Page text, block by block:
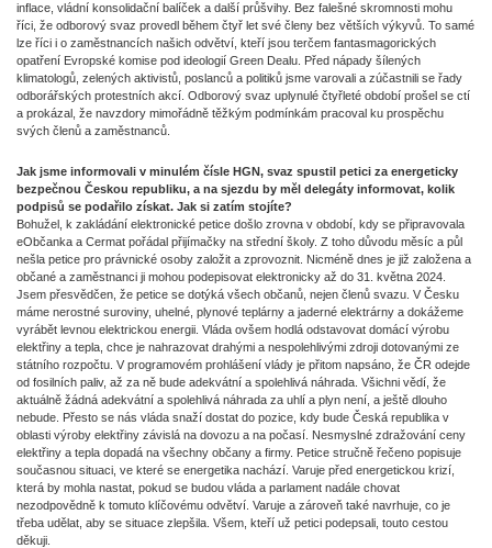
inflace, vládní konsolidační balíček a další průšvihy. Bez falešné skromnosti mohu
říci, že odborový svaz provedl během čtyř let své členy bez větších výkyvů. To samé
lze říci i o zaměstnancích našich odvětví, kteří jsou terčem fantasmagorických
opatření Evropské komise pod ideologií Green Dealu. Před nápady šílených
klimatologů, zelených aktivistů, poslanců a politiků jsme varovali a zúčastnili se řady
odborářských protestních akcí. Odborový svaz uplynulé čtyřleté období prošel se ctí
a prokázal, že navzdory mimořádně těžkým podmínkám pracoval ku prospěchu
svých členů a zaměstnanců.
Jak jsme informovali v minulém čísle HGN, svaz spustil petici za energeticky
bezpečnou Českou republiku, a na sjezdu by měl delegáty informovat, kolik
podpisů se podařilo získat. Jak si zatím stojíte?
Bohužel, k zakládání elektronické petice došlo zrovna v období, kdy se připravovala
eObčanka a Cermat pořádal přijímačky na střední školy. Z toho důvodu měsíc a půl
nešla petice pro právnické osoby založit a zprovoznit. Nicméně dnes je již založena a
občané a zaměstnanci ji mohou podepisovat elektronicky až do 31. května 2024.
Jsem přesvědčen, že petice se dotýká všech občanů, nejen členů svazu. V Česku
máme nerostné suroviny, uhelné, plynové teplárny a jaderné elektrárny a dokážeme
vyrábět levnou elektrickou energii. Vláda ovšem hodlá odstavovat domácí výrobu
elektřiny a tepla, chce je nahrazovat drahými a nespolehlivými zdroji dotovanými ze
státního rozpočtu. V programovém prohlášení vlády je přitom napsáno, že ČR odejde
od fosilních paliv, až za ně bude adekvátní a spolehlivá náhrada. Všichni vědí, že
aktuálně žádná adekvátní a spolehlivá náhrada za uhlí a plyn není, a ještě dlouho
nebude. Přesto se nás vláda snaží dostat do pozice, kdy bude Česká republika v
oblasti výroby elektřiny závislá na dovozu a na počasí. Nesmyslné zdražování ceny
elektřiny a tepla dopadá na všechny občany a firmy. Petice stručně řečeno popisuje
současnou situaci, ve které se energetika nachází. Varuje před energetickou krizí,
která by mohla nastat, pokud se budou vláda a parlament nadále chovat
nezodpovědně k tomuto klíčovému odvětví. Varuje a zároveň také navrhuje, co je
třeba udělat, aby se situace zlepšila. Všem, kteří už petici podepsali, touto cestou
děkuji.